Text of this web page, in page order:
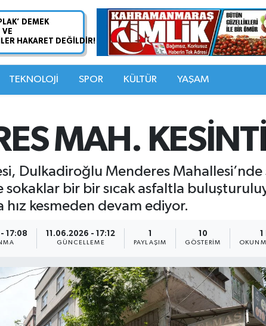
TEKNOLOJİ SPOR KÜLTÜR YAŞAM
MAH.
Dulkadiroğlu Menderes
bir bir sıcak asfaltla
hız kesmeden devam ediyor.
- 17:08 11.06.2026 - 17:12
GÜNCELLEME PAYLAŞIM
10
GÖSTERIM